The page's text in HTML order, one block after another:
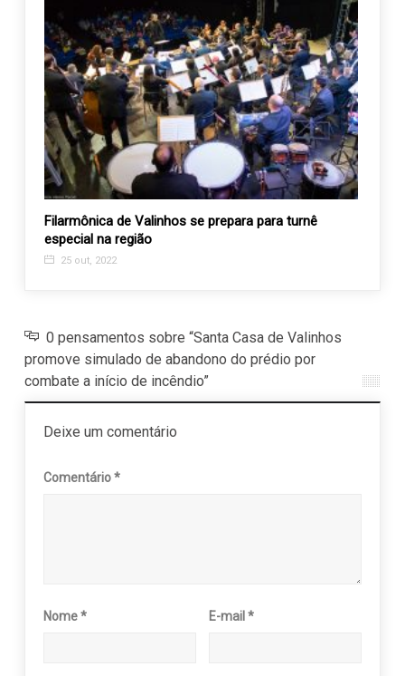
Filarmônica de Valinhos se prepara para turnê
especial na região
25 out, 2022
0 pensamentos sobre “Santa Casa de Valinhos
promove simulado de abandono do prédio por
combate a início de incêndio”
Deixe um comentário
Comentário*
Nome* E-mail*